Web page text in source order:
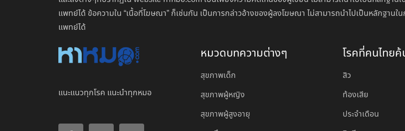
แพทย์ได้ ข้อความใน “เนื้อที่โฆษณา” ก็เช่นกัน เป็นการกล่าวอ้างของผู้ลงโฆษณา ไม่สามารถนำไปเป็นหลักฐาน
แพทย์ได้
แนะแนวทุกโรค แนะนำทุกหมอ
หมวดบทความต่างๆ
สุขภาพเด็ก
สุขภาพผู้หญิง
สุขภาพผู้สูงอายุ
โรคที่คนไทย
สิว
ท้องเสีย
ประจำเดือน